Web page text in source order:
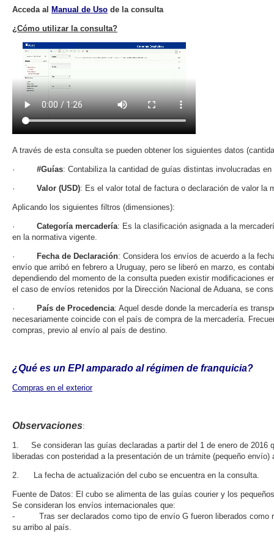
Acceda al Manual de Uso de la consulta
¿Cómo utilizar la consulta?
A través de esta consulta se pueden obtener los siguientes datos
· #Guías: Contabiliza la cantidad de guías distintas involucradas
· Valor (USD): Es el valor total de factura o declaración de valor la
Aplicando los siguientes filtros (dimensiones):
· Categoría mercadería: Es la clasificación asignada a la
en la normativa vigente.
· Fecha de Declaración: Considera los envíos de acuerdo a la
envío que arribó en febrero a Uruguay, pero se liberó en marzo, es
dependiendo del momento de la consulta pueden existir modificaciones
el caso de envíos retenidos por la Dirección Nacional de Aduana, se
· País de Procedencia: Aquel desde donde la mercadería es
necesariamente coincide con el país de compra de la mercadería.
compras, previo al envío al país de destino.
¿Qué es un EPI amparado al régimen de franquicia?
Compras en el exterior
Observaciones:
1. Se consideran las guías declaradas a partir del 1 de enero de 2016
liberadas con posteridad a la presentación de un trámite (pequeño
2. La fecha de actualización del cubo se encuentra en la consulta.
Fuente de Datos: El cubo se alimenta de las guías courier y los
Se consideran los envíos internacionales que:
- Tras ser declarados como tipo de envío G fueron liberados como
su arribo al país.